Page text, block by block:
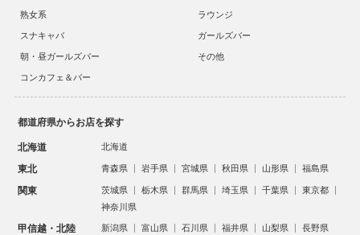
熟女系
ラウンジ
スナキャバ
ガールズバー
朝・昼ガールズバー
その他
コンカフェ＆バー
都道府県からお店を探す
北海道 北海道
東北 青森県 岩手県 宮城県 秋田県 山形県 福島県
関東 茨城県 栃木県 群馬県 埼玉県 千葉県
東京都
神奈川県
甲信越・北陸 新潟県 富山県 石川県 福井県 山梨県 長野県